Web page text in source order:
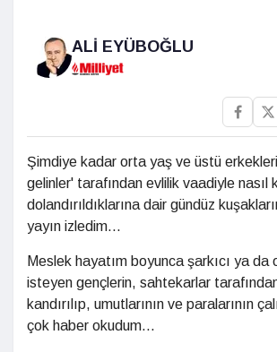
ALI EYÜBOĞLU
Şimdiye kadar orta yaş ve üstü
gelinler' tarafından evlilik vaadiyle nasıl
dolandırıldıklarına dair gündüz
yayın izledim...
Meslek hayatım boyunca şarkıcı ya da
isteyen gençlerin, sahtekarlar tarafından
kandırılıp, umutlarının ve paralarının
çok haber okudum...